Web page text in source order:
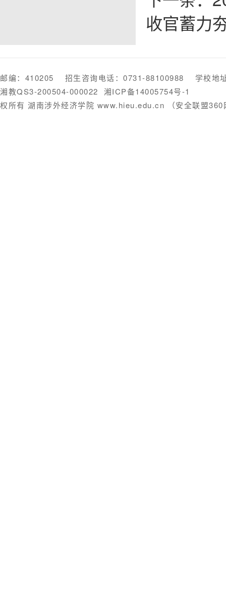
收官蓄力
邮编：410205 招生咨询电话：0731-88100988 学校地址
湘教QS3-200504-000022 湘ICP备14005754号-1
权所有 湖南涉外经济学院 www.hieu.edu.cn （安全联盟360